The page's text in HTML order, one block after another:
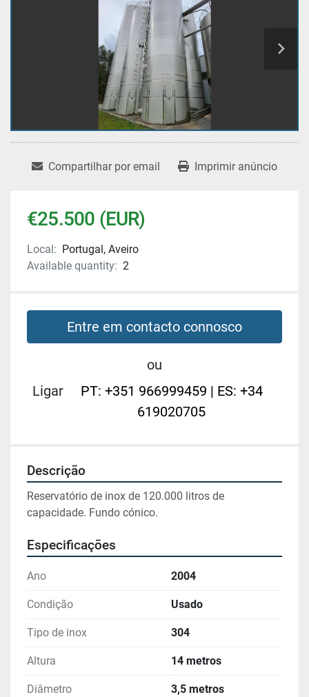
Compartilhar por email Imprimir anúncio
€25.500 (EUR)
Local: Portugal, Aveiro
Available quantity: 2
Entre em contacto connosco
ou
Ligar
PT: +351 966999459 | ES: +34
619020705
Descrição
Reservatório de inox de 120.000 litros de
capacidade. Fundo cónico.
Especificações
Ano 2004
Condição Usado
Tipo de inox 304
Altura 14 metros
Diâmetro 3,5 metros